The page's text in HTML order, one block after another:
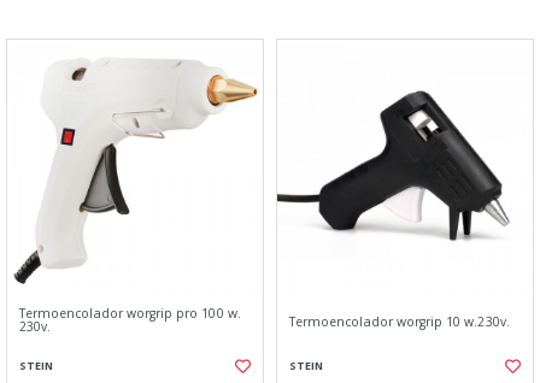
Termoencolador worgrip pro 100 w.
230v.
STEIN
Termoencolador worgrip 10 w.230v.
STEIN